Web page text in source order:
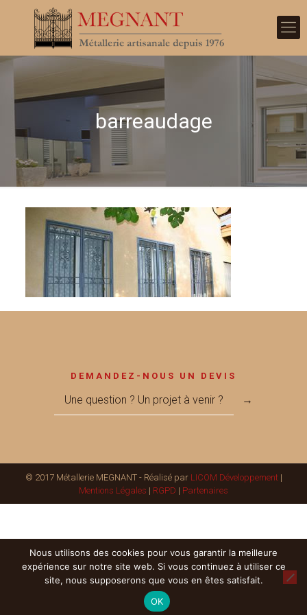
barreaudage
DEMANDEZ-NOUS UN DEVIS
Une question ? Un projet à venir ? →
© 2017 Métallerie MEGNANT - Réalisé par LICOM Développement|
Mentions Légales | RGPD | Partenaires
Nous utilisons des cookies pour vous garantir la meilleure
expérience sur notre site web. Si vous continuez à utiliser ce
site, nous supposerons que vous en êtes satisfait.
OK